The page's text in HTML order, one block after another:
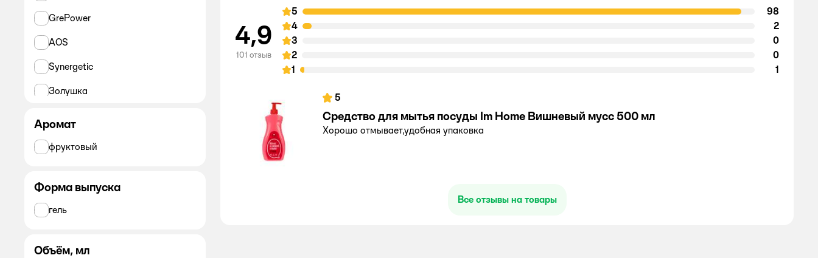
4,9
101 отзыв
5
98
4
2
3
0
2
0
1
1
5
Средство для мытья посуды Im Home Вишневый мусс 500 мл
Хорошо отмывает,удобная упаковка
Все отзывы на товары
GrePower
AOS
Synergetic
Золушка
JOY HOME
Все
Аромат
фруктовый
Форма выпуска
гель
Объём, мл